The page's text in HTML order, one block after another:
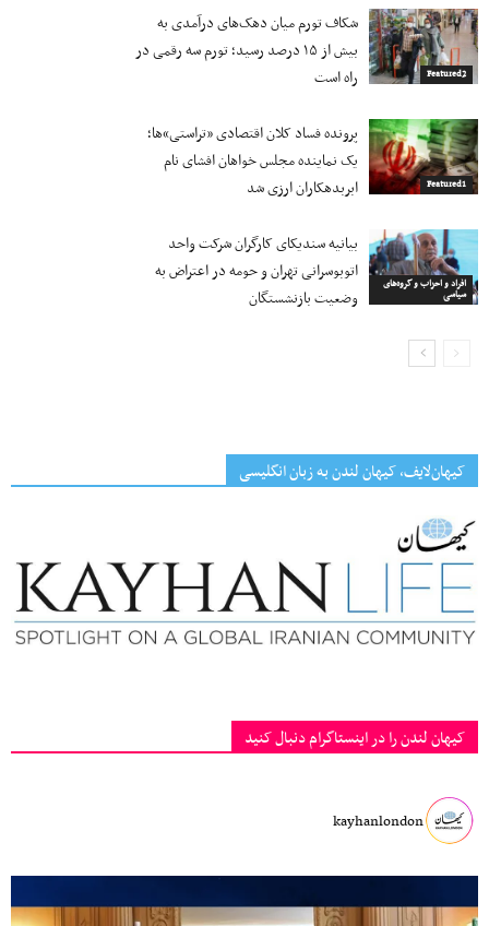
Featured2
شکاف تورم میان دهک‌های درآمدی به
بیش از ۱۵ درصد رسید؛ تورم سه رقمی در
راه است
Featured1
پرونده فساد کلان اقتصادی «تراستی»ها؛
یک نماینده مجلس خواهان افشای نام
ابربدهکاران ارزی شد
افراد و احزاب و گروه‌های
سیاسی
بیانیه سندیکای کارگران شرکت واحد
اتوبوسرانی تهران و حومه در اعتراض به
وضعیت بازنشستگان
کیهان‌لایف، کیهان لندن به زبان انگلیسی
کیهان لندن را در اینستاگرام دنبال کنید
kayhanlondon